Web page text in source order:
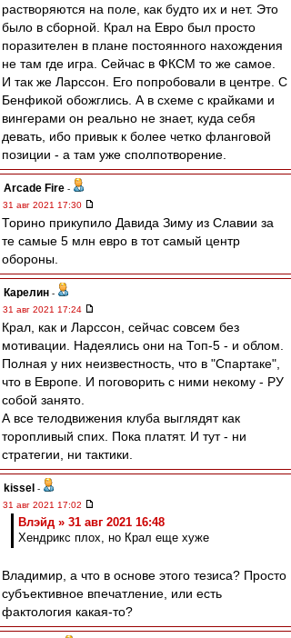
растворяются на поле, как будто их и нет. Это
было в сборной. Крал на Евро был просто
поразителен в плане постоянного нахождения
не там где игра. Сейчас в ФКСМ то же самое.
И так же Ларссон. Его попробовали в центре. С
Бенфикой обожглись. А в схеме с крайками и
вингерами он реально не знает, куда себя
девать, ибо привык к более четко фланговой
позиции - а там уже сполпотворение.
Arcade Fire -
31 авг 2021 17:30
Торино прикупило Давида Зиму из Славии за
те самые 5 млн евро в тот самый центр
обороны.
Карелин -
31 авг 2021 17:24
Крал, как и Ларссон, сейчас совсем без
мотивации. Надеялись они на Топ-5 - и облом.
Полная у них неизвестность, что в "Спартаке",
что в Европе. И поговорить с ними некому - РУ
собой занято.
А все телодвижения клуба выглядят как
торопливый спих. Пока платят. И тут - ни
стратегии, ни тактики.
kissel -
31 авг 2021 17:02
Влэйд » 31 авг 2021 16:48
Хендрикс плох, но Крал еще хуже
Владимир, а что в основе этого тезиса? Просто
субъективное впечатление, или есть
фактология какая-то?